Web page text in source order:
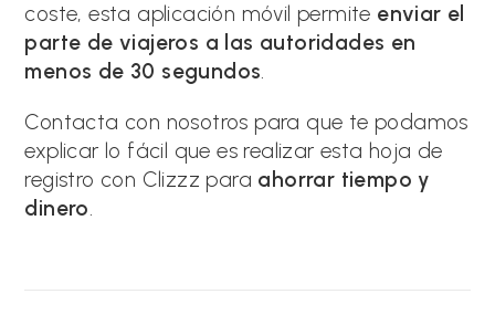
coste, esta aplicación móvil permite enviar el
parte de viajeros a las autoridades en
menos de 30 segundos.
Contacta con nosotros para que te podamos
explicar lo fácil que es realizar esta hoja de
registro con Clizzz para ahorrar tiempo y
dinero.